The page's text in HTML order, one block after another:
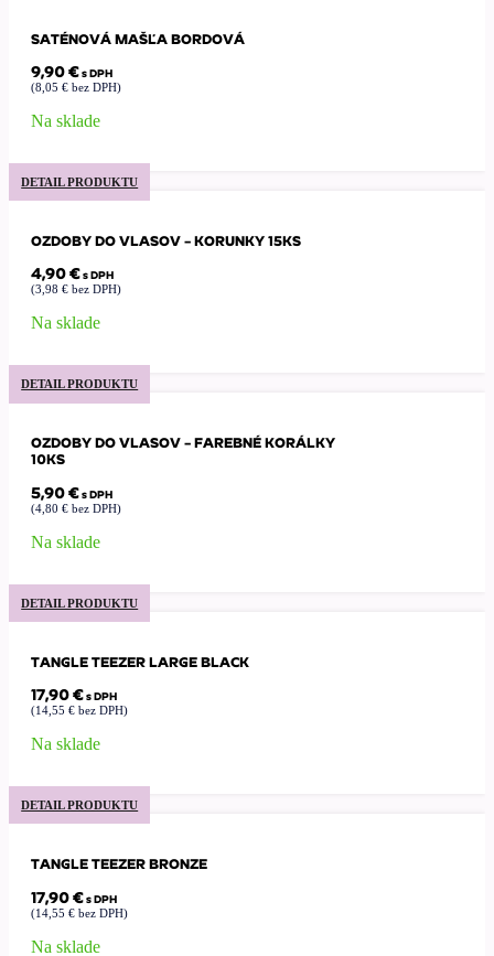
SATÉNOVÁ MAŠĽA BORDOVÁ
9,90€s DPH
(8,05 € bez DPH)
Na sklade
DETAIL PRODUKTU
OZDOBY DO VLASOV – KORUNKY 15KS
4,90€s DPH
(3,98 € bez DPH)
Na sklade
DETAIL PRODUKTU
OZDOBY DO VLASOV – FAREBNÉ KORÁLKY
10KS
5,90€s DPH
(4,80 € bez DPH)
Na sklade
DETAIL PRODUKTU
TANGLE TEEZER LARGE BLACK
17,90€s DPH
(14,55 € bez DPH)
Na sklade
DETAIL PRODUKTU
TANGLE TEEZER BRONZE
17,90€s DPH
(14,55 € bez DPH)
Na sklade